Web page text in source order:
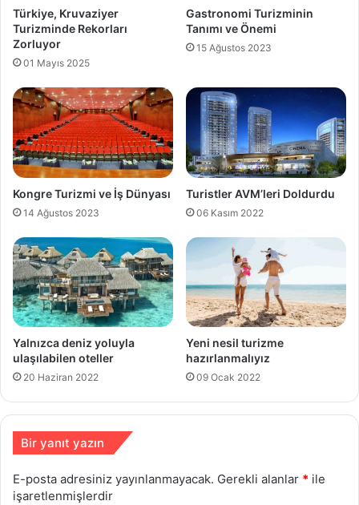
Türkiye, Kruvaziyer
Turizminde Rekorları
Zorluyor
01 Mayıs 2025
Gastronomi Turizminin
Tanımı ve Önemi
15 Ağustos 2023
Kongre Turizmi ve İş Dünyası
14 Ağustos 2023
Turistler AVM’leri Doldurdu
06 Kasım 2022
Yalnızca deniz yoluyla
ulaşılabilen oteller
20 Haziran 2022
Yeni nesil turizme
hazırlanmalıyız
09 Ocak 2022
Bir yanıt yazın
E-posta adresiniz yayınlanmayacak. Gerekli alanlar * ile
işaretlenmişlerdir